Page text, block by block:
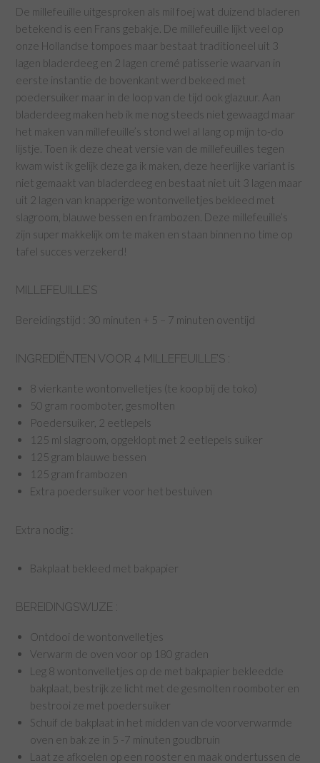
De millefeuille uitgesproken als mil foej wat duizend bladeren
betekend is een Frans gebakje. De millefeuille lijkt veel op
onze Hollandse tompoes maar bestaat traditioneel uit 3
lagen bladerdeeg en 2 lagen cremé patisserie waarvan in
eerste instantie de bovenkant werd bekeed met
poedersuiker maar in de loop van de tijd ook glazuur. Aan
bladerdeeg maken heb ik me nog steeds niet gewaagd maar
het maken van millefeuille’s stond wel al lang op mijn to-do
lijstje. Toen ik deze cheat versie van de millefeuilles tegen
kwam wist ik gelijk deze ga ik maken, deze heerlijke variant is
niet gemaakt van bladerdeeg en bestaat niet uit 3 lagen maar
uit 2 lagen van knapperige wontonvelletjes bekleed met
slagroom, blauwe bessen en frambozen. Deze millefeuille’s
zijn super makkelijk om te maken en staan binnen no time op
tafel succes verzekerd!
MILLEFEUILLE’S
Bereidingstijd : 30 minuten + 5 – 7 minuten oventijd
INGREDIËNTEN VOOR 4 MILLEFEUILLE’S :
8 vierkante wontonvelletjes (te koop bij de toko)
50 gram roomboter, gesmolten
Poedersuiker, 2 eetlepels
125 ml slagroom, opgeklopt met 2 eetlepels suiker
125 gram blauwe bessen
125 gram frambozen
Extra poedersuiker voor het bestuiven
Extra nodig :
Bakplaat bekleed met bakpapier
BEREIDINGSWIJZE :
Ontdooi de wontonvelletjes
Verwarm de oven voor op 180 graden
Leg 8 wontonvelletjes op de met bakpapier bekleedde
bakplaat, bestrijk ze licht met de gesmolten roomboter en
bestrooi ze met poedersuiker
Schuif de bakplaat in het midden van de voorverwarmde
oven en bak ze in 5 -7 minuten goudbruin
Laat ze afkoelen op een rooster en maak ondertussen de